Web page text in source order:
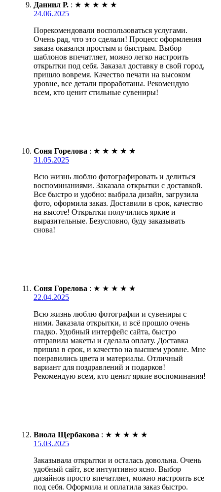
Даниил Р. : ★ ★ ★ ★ ★
24.06.2025
Порекомендовали воспользоваться услугами.
Очень рад, что это сделали! Процесс оформления
заказа оказался простым и быстрым. Выбор
шаблонов впечатляет, можно легко настроить
открытки под себя. Заказал доставку в свой город,
пришло вовремя. Качество печати на высоком
уровне, все детали проработаны. Рекомендую
всем, кто ценит стильные сувениры!
Соня Горелова : ★ ★ ★ ★ ★
31.05.2025
Всю жизнь люблю фотографировать и делиться
воспоминаниями. Заказала открытки с доставкой.
Все быстро и удобно: выбрала дизайн, загрузила
фото, оформила заказ. Доставили в срок, качество
на высоте! Открытки получились яркие и
выразительные. Безусловно, буду заказывать
снова!
Соня Горелова : ★ ★ ★ ★ ★
22.04.2025
Всю жизнь люблю фотографии и сувениры с
ними. Заказала открытки, и всё прошло очень
гладко. Удобный интерфейс сайта, быстро
отправила макеты и сделала оплату. Доставка
пришла в срок, и качество на высшем уровне. Мне
понравились цвета и материалы. Отличный
вариант для поздравлений и подарков!
Рекомендую всем, кто ценит яркие воспоминания!
Виола Щербакова : ★ ★ ★ ★ ★
15.03.2025
Заказывала открытки и осталась довольна. Очень
удобный сайт, все интуитивно ясно. Выбор
дизайнов просто впечатляет, можно настроить все
под себя. Оформила и оплатила заказ быстро.